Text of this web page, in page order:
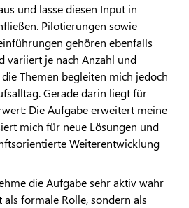
und lasse diesen Input in
Pilotierungen sowie
gehören ebenfalls
variiert je nach Anzahl und
Themen begleiten mich jedoch
Gerade darin liegt für
Die Aufgabe erweitert meine
mich für neue Lösungen und
Weiterentwicklung
die Aufgabe sehr aktiv wahr
formale Rolle, sondern als